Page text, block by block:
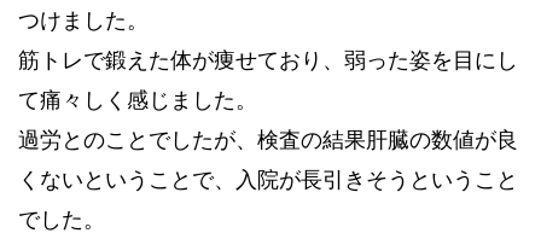
つけました。
筋トレで鍛えた体が痩せており、弱った姿を目にし
て痛々しく感じました。
過労とのことでしたが、検査の結果肝臓の数値が良
くないということで、入院が長引きそうということ
でした。